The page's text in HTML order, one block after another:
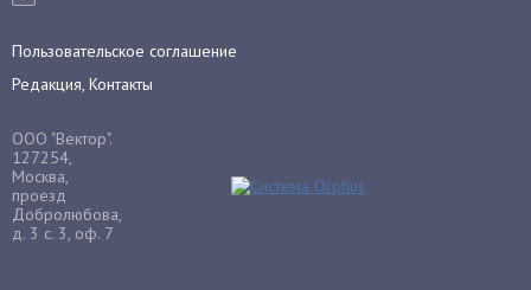
Денежное дерево
Диффенбахия
Дыня
Ежевика
Ежемалина
Пользовательское соглашение
Редакция, Контакты
ООО "Вектор".
127254,
Москва,
проезд
Добролюбова,
д. 3 с. 3, оф. 7